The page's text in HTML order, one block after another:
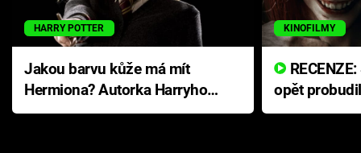
HARRY POTTER
Jakou barvu kůže má mít
Hermiona? Autorka Harryho
Pottera přišla s ráznou
KINOFILMY
opět
přichází s